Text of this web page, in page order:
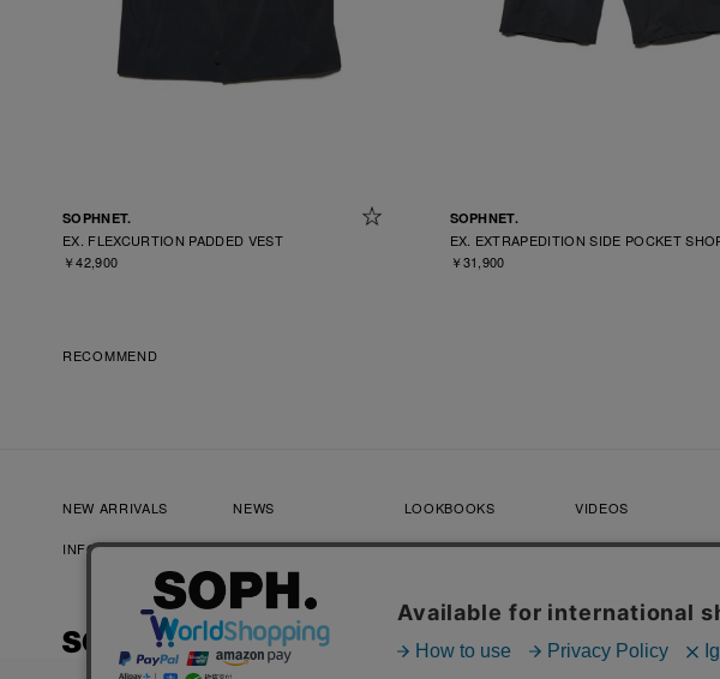
SOPHNET.
EX. FLEXCURTION PADDED VEST
￥42,900
SOPHNET.
EX. EXTRAPEDITION SIDE POCKET
￥31,900
RECOMMEND
NEW ARRIVALS NEWS LOOKBOOKS VIDEOS
INFORMATION RECRUIT FAQ CONTACT
プライバシーポリシー 特定商取引法に基づく表記 利用規約 店舗受取サービス